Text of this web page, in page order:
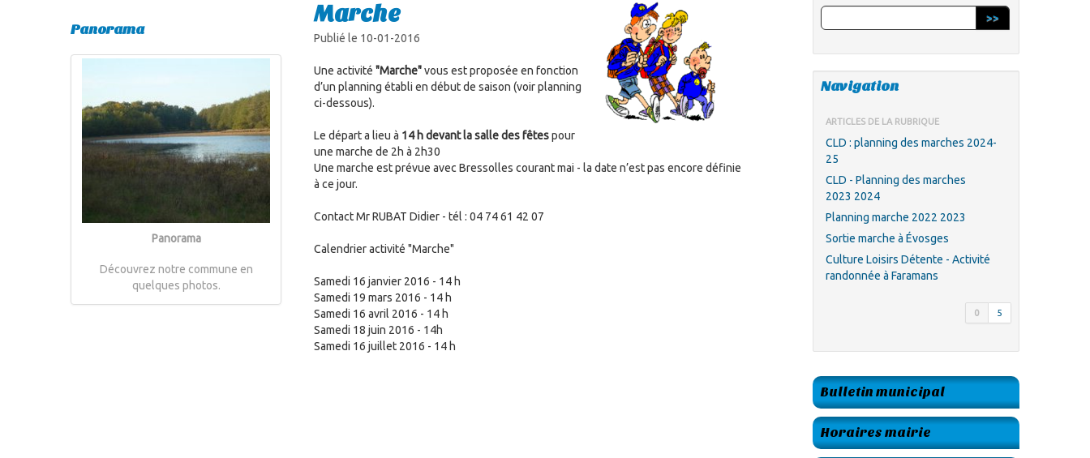
Marche
Publié le 10-01-2016
Une activité "Marche"vous est proposée en fonction
d’un planning établi en début de saison (voir planning
ci-dessous).
Le départ a lieu à 14 h devant la salle des fêtespour
une marche de 2h à 2h30
Une marche est prévue avec Bressolles courant mai - la date n’est pas encore définie
à ce jour.
Contact Mr RUBAT Didier - tél : 04 74 61 42 07
Calendrier activité "Marche"
Samedi 16 janvier 2016 - 14 h
Samedi 19 mars 2016 - 14 h
Samedi 16 avril 2016 - 14 h
Samedi 18 juin 2016 - 14h
Samedi 16 juillet 2016 - 14 h
>>
Navigation
ARTICLES DE LA RUBRIQUE
CLD : planning des marches 2024-
25
CLD - Planning des marches
2023 2024
Planning marche 2022 2023
Sortie marche à Évosges
Culture Loisirs Détente - Activité
randonnée à Faramans
0 5
Bulletin municipal
Horaires mairie
Panorama
Panorama
Découvrez notre commune en
quelques photos.